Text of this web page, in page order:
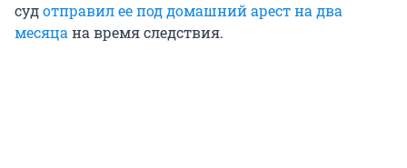
судотправил ее под домашний арест на два
месяцана время следствия.